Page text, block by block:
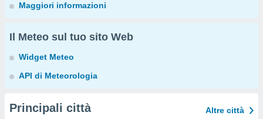
Maggiori informazioni
Il Meteo sul tuo sito Web
Widget Meteo
API di Meteorologia
Principali città Altre città